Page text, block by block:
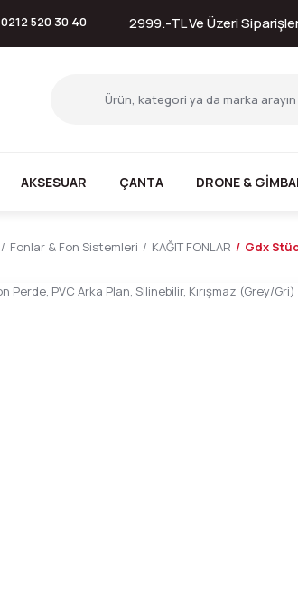
0212 520 30 40 2999.-TL Ve Üzeri
AKSESUAR ÇANTA DRONE &
Fonlar & Fon Sistemleri KAĞIT FONLAR Gdx